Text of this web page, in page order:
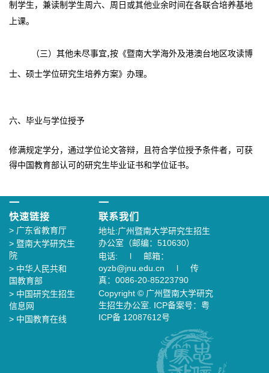
制学生，兼读制学生周六、周日或其他业余时间在各联合培养基地
上课。
（三）其他未尽事宜,按《暨南大学海外及港澳台地区攻读博
士、硕士学位研究生培养方案》办理。
六、毕业与学位授予
修满规定学分，通过学位论文答辩，且符合学位授予条件者，可获
得中国教育部认可的研究生毕业证书和学位证书。
一
快速链接
> 广东省教育厅
> 暨南大学研究生
院
> 中华人民共和
国教育部
> 中国研究生招生
信息网
> 中国教育在线
一
联系我们
地址:广州暨南大学研究生招生
办公室（邮编：510630）
电话: l 邮箱：
oyzb@jnu.edu.cn l 传
真：0086-20-85223790
Copyright © 广州暨南大学研究
生招生办公室. ICP备案号：粤
ICP备 12087612号